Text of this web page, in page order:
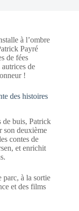
à l’ombre
Payré
de fées
de
!
des histoires
de buis, Patrick
son deuxième
contes de
et enrichit
parc, à la sortie
et des films